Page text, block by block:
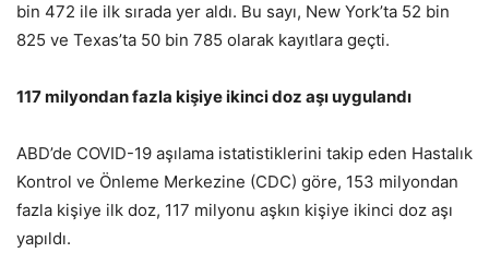
bin 472 ile ilk sırada yer aldı. Bu sayı, New York’ta 52 bin
825 ve Texas’ta 50 bin 785 olarak kayıtlara geçti.
117 milyondan fazla kişiye ikinci doz aşı uygulandı
ABD’de COVID-19 aşılama istatistiklerini takip eden Hastalık
Kontrol ve Önleme Merkezine (CDC) göre, 153 milyondan
fazla kişiye ilk doz, 117 milyonu aşkın kişiye ikinci doz aşı
yapıldı.